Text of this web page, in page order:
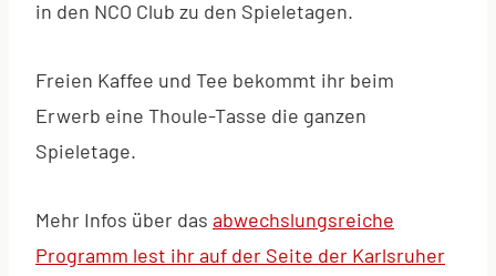
in den NCO Club zu den Spieletagen.
Freien Kaffee und Tee bekommt ihr beim
Erwerb eine Thoule-Tasse die ganzen
Spieletage.
Mehr Infos über das abwechslungsreiche
Programm lest ihr auf der Seite der Karlsruher